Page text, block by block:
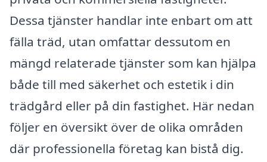
Dessa tjänster handlar inte enbart om att
fälla träd, utan omfattar dessutom en
mängd relaterade tjänster som kan hjälpa
både till med säkerhet och estetik i din
trädgård eller på din fastighet. Här nedan
följer en översikt över de olika områden
där professionella företag kan bistå dig.